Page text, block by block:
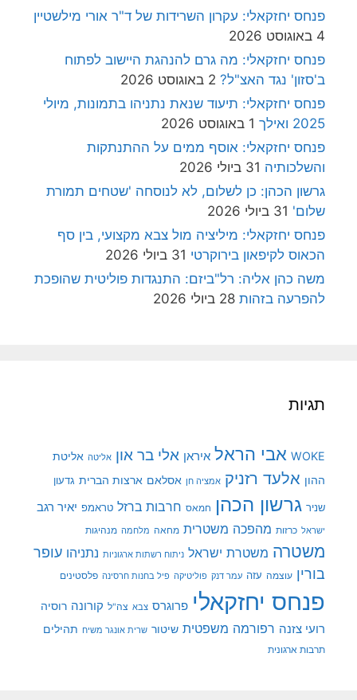
פנחס יחזקאלי: עקרון השרידות של ד"ר אורי מילשטיין
4 באוגוסט 2026
פנחס יחזקאלי: מה גרם להנהגת היישוב לפתוח
ב'סזון' נגד האצ"ל? 2 באוגוסט 2026
פנחס יחזקאלי: תיעוד שנאת נתניהו בתמונות, מיולי
2025 ואילך
1 באוגוסט 2026
פנחס יחזקאלי: אוסף ממים על ההתנתקות
והשלכותיה 31 ביולי 2026
גרשון הכהן: כן לשלום, לא לנוסחה 'שטחים תמורת
שלום' 31 ביולי 2026
פנחס יחזקאלי: מיליציה מול צבא מקצועי, בין סף
הכאוס לקיפאון בירוקרטי 31 ביולי 2026
משה כהן אליה: רל"ביזם: התנגדות פוליטית שהופכת
להפרעה בזהות 28 ביולי 2026
תגיות
WOKE אבי הראל איראן אלי בר און אליטה אליטת
ההון אלעד רזניק אמציה חן אסלאם ארצות הברית גדעון
שניר גרשון הכהן חמאס חרבות ברזל טראמפ יאיר רגב
ישראל כרזות מהפכה משטרית מחאה מלחמה מנהיגות
משטרה משטרת ישראל ניתוח רשתות ארגוניות נתניהו עופר
בורין עוצמה עזה עמר דנק פוליטיקה פיל בחנות חרסינה פלסטינים
פנחס יחזקאלי פרוגרס צבא צה"ל קורונה רוסיה
רועי צזנה רפורמה משפטית שיטור שרית אונגר משיח תהילים
תרבות ארגונית